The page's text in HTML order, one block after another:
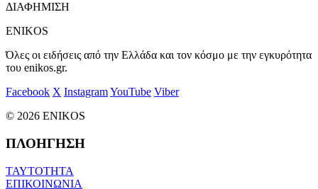
ΔΙΑΦΗΜΙΣΗ
ENIKOS
Όλες οι ειδήσεις από την Ελλάδα και τον κόσμο με την εγκυρότητα
του enikos.gr.
Facebook X InstagramYouTube Viber
© 2026 ENIKOS
ΠΛΟΗΓΗΣΗ
ΤΑΥΤΟΤΗΤΑ
ΕΠΙΚΟΙΝΩΝΙΑ